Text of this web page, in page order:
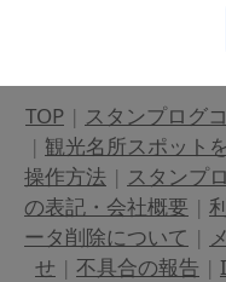
TOP | スタンプログ
| 観光名所スポット
操作方法 | スタンプ
の表記・会社概要 |
ータ削除について |
せ | 不具合の報告 |